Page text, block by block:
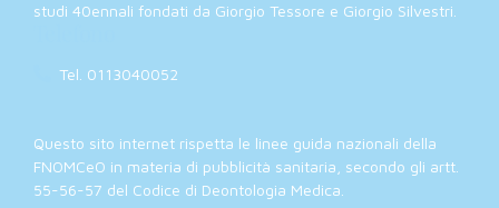
studi 40ennali fondati da Giorgio Tessore e Giorgio Silvestri.
Tel. 0113040052
Questo sito internet rispetta le linee guida nazionali della
FNOMCeO in materia di pubblicità sanitaria, secondo gli artt.
55-56-57 del Codice di Deontologia Medica.